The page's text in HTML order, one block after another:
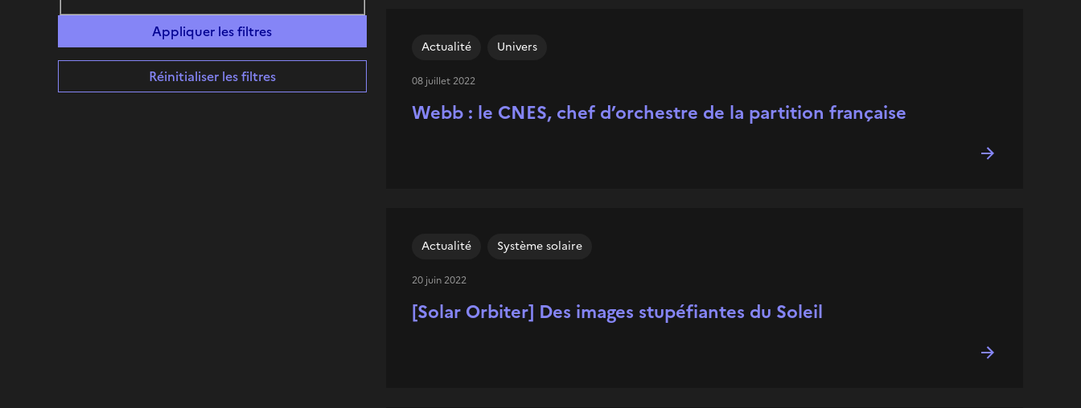
Réinitialiser les filtres
Webb : le CNES, chef d’orchestre de la partition française
Actualité Univers
08 juillet 2022
[Solar Orbiter] Des images stupéfiantes du Soleil
Actualité Système solaire
20 juin 2022